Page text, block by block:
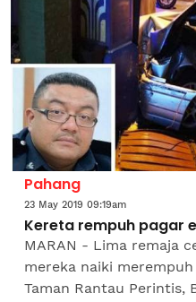
Pahang
23 May 2019 09:19am
Kereta rempuh pagar
MARAN - Lima remaja
mereka naiki
Taman Rantau Perintis,